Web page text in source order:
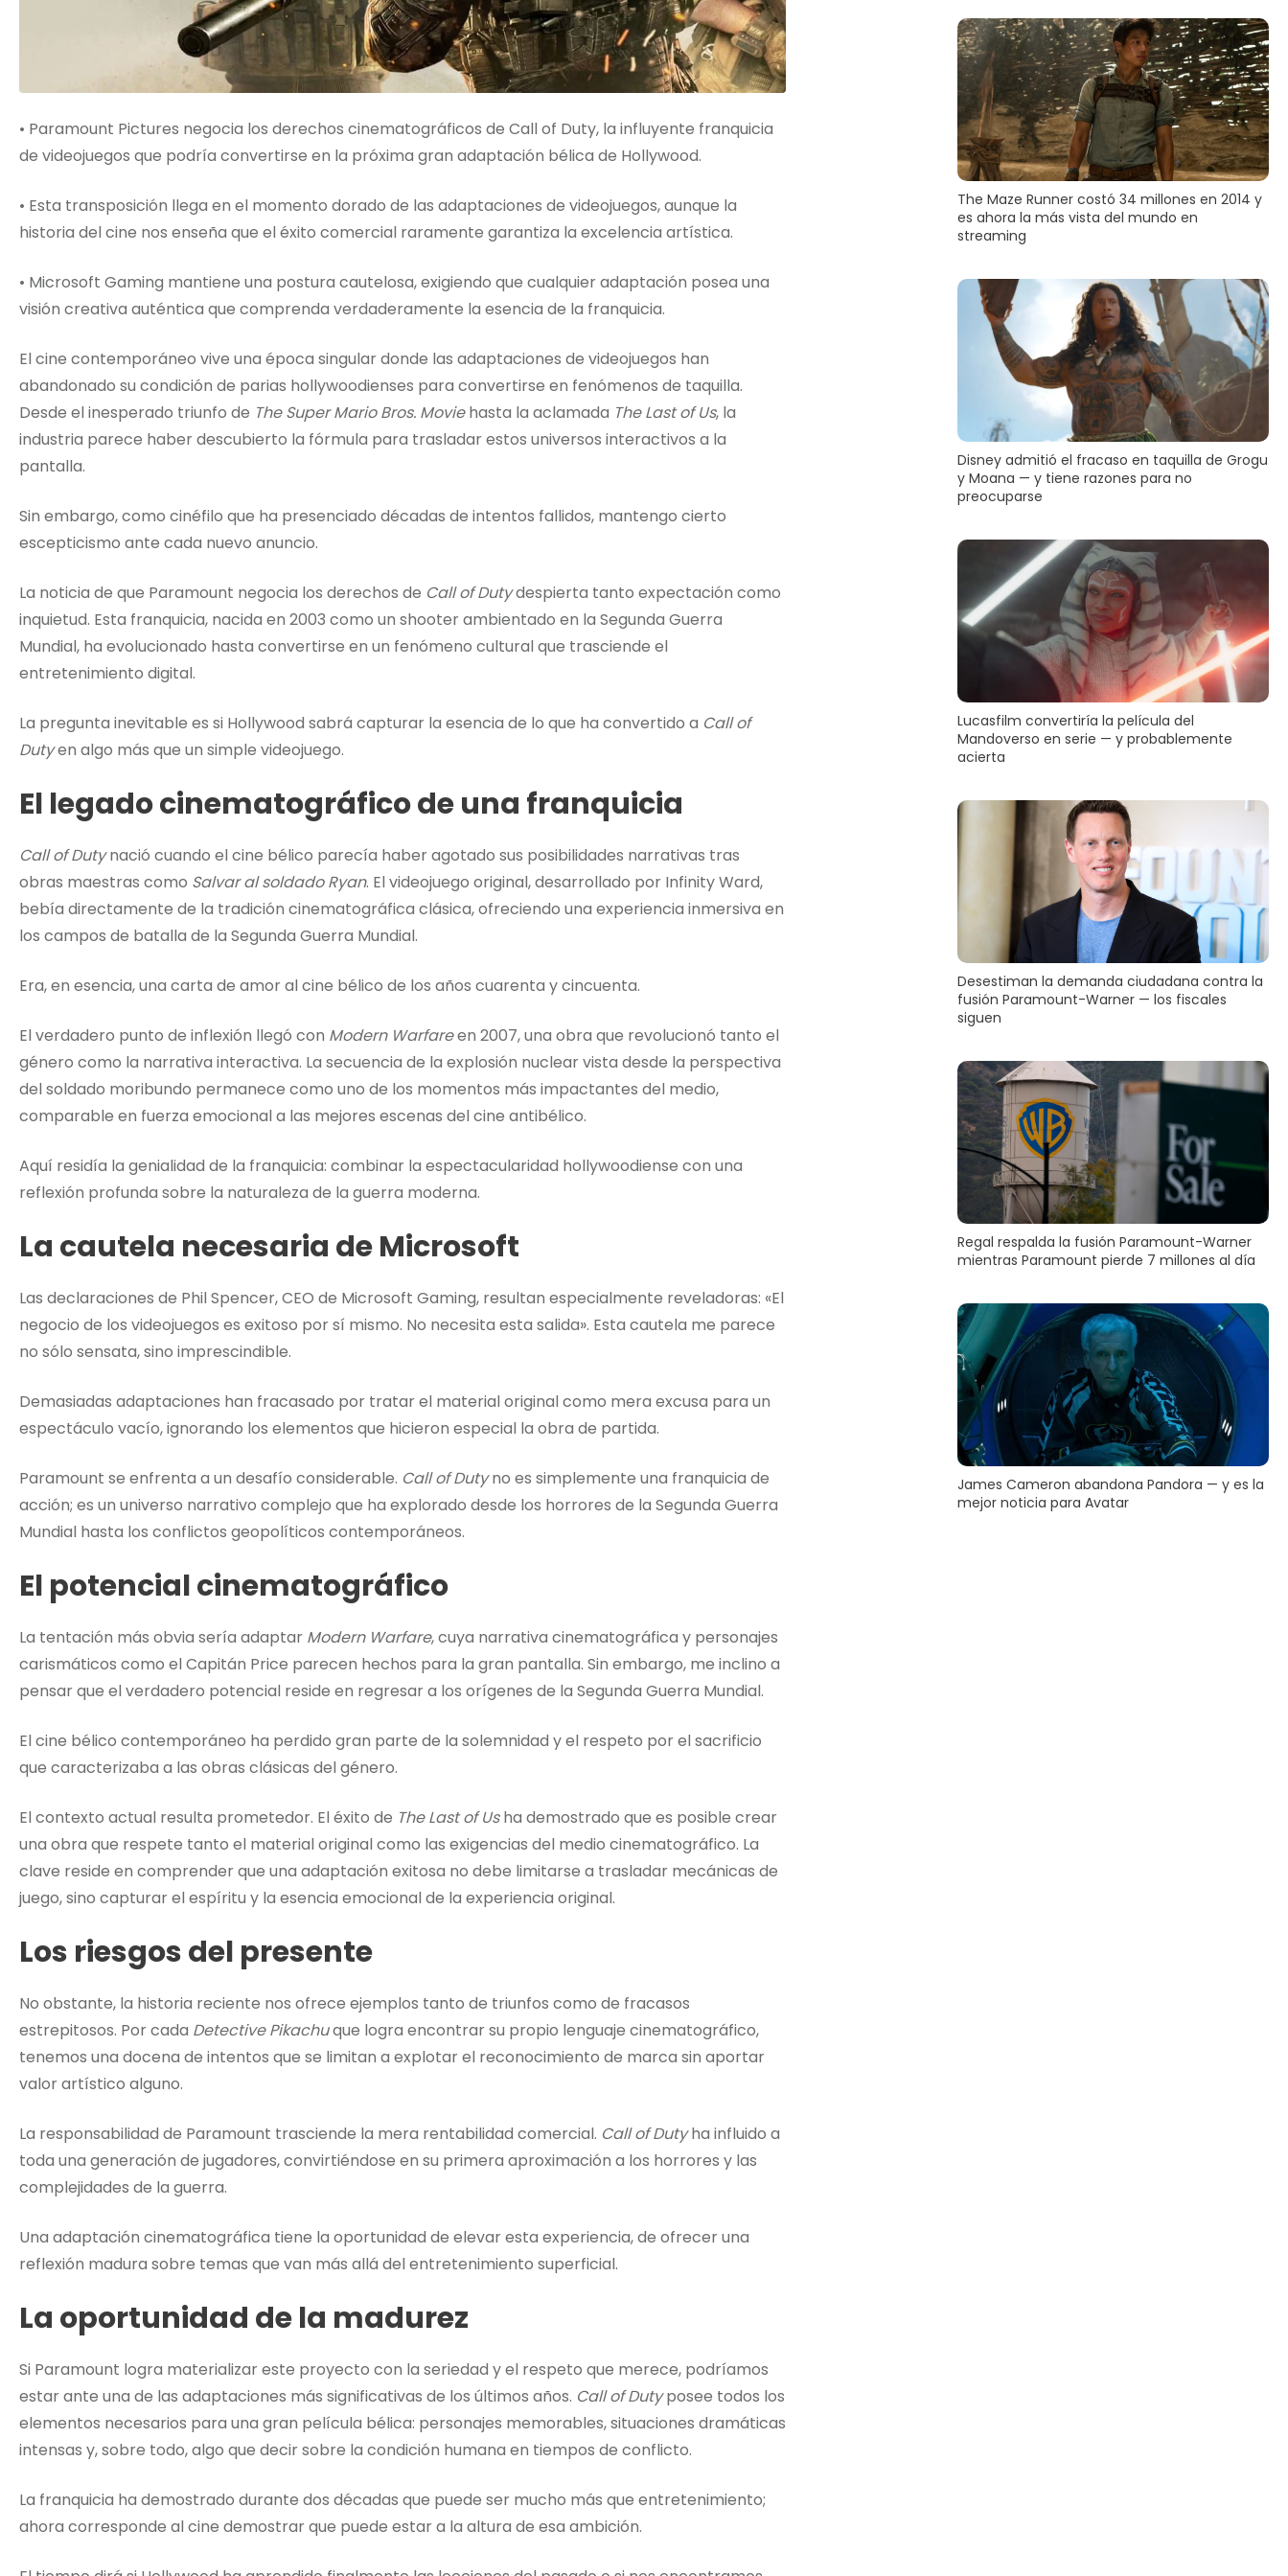
• Paramount Pictures negocia los derechos cinematográficos de Call of Duty, la influyente franquicia
de videojuegos que podría convertirse en la próxima gran adaptación bélica de Hollywood.
• Esta transposición llega en el momento dorado de las adaptaciones de videojuegos, aunque la
historia del cine nos enseña que el éxito comercial raramente garantiza la excelencia artística.
• Microsoft Gaming mantiene una postura cautelosa, exigiendo que cualquier adaptación posea una
visión creativa auténtica que comprenda verdaderamente la esencia de la franquicia.
El cine contemporáneo vive una época singular donde las adaptaciones de videojuegos han
abandonado su condición de parias hollywoodienses para convertirse en fenómenos de taquilla.
Desde el inesperado triunfo de The Super Mario Bros. Moviehasta la aclamada The Last of Us, la
industria parece haber descubierto la fórmula para trasladar estos universos interactivos a la
pantalla.
Sin embargo, como cinéfilo que ha presenciado décadas de intentos fallidos, mantengo cierto
escepticismo ante cada nuevo anuncio.
La noticia de que Paramount negocia los derechos de Call of Dutydespierta tanto expectación como
inquietud. Esta franquicia, nacida en 2003 como un shooter ambientado en la Segunda Guerra
Mundial, ha evolucionado hasta convertirse en un fenómeno cultural que trasciende el
entretenimiento digital.
La pregunta inevitable es si Hollywood sabrá capturar la esencia de lo que ha convertido a Call of
Dutyen algo más que un simple videojuego.
El legado cinematográfico de una franquicia
Call of Dutynació cuando el cine bélico parecía haber agotado sus posibilidades narrativas tras
obras maestras como Salvar al soldado Ryan. El videojuego original, desarrollado por Infinity Ward,
bebía directamente de la tradición cinematográfica clásica, ofreciendo una experiencia inmersiva en
los campos de batalla de la Segunda Guerra Mundial.
Era, en esencia, una carta de amor al cine bélico de los años cuarenta y cincuenta.
El verdadero punto de inflexión llegó con Modern Warfareen 2007, una obra que revolucionó tanto el
género como la narrativa interactiva. La secuencia de la explosión nuclear vista desde la perspectiva
del soldado moribundo permanece como uno de los momentos más impactantes del medio,
comparable en fuerza emocional a las mejores escenas del cine antibélico.
Aquí residía la genialidad de la franquicia: combinar la espectacularidad hollywoodiense con una
reflexión profunda sobre la naturaleza de la guerra moderna.
La cautela necesaria de Microsoft
Las declaraciones de Phil Spencer, CEO de Microsoft Gaming, resultan especialmente reveladoras: «El
negocio de los videojuegos es exitoso por sí mismo. No necesita esta salida». Esta cautela me parece
no sólo sensata, sino imprescindible.
Demasiadas adaptaciones han fracasado por tratar el material original como mera excusa para un
espectáculo vacío, ignorando los elementos que hicieron especial la obra de partida.
Paramount se enfrenta a un desafío considerable. Call of Dutyno es simplemente una franquicia de
acción; es un universo narrativo complejo que ha explorado desde los horrores de la Segunda Guerra
Mundial hasta los conflictos geopolíticos contemporáneos.
El potencial cinematográfico
La tentación más obvia sería adaptar Modern Warfare, cuya narrativa cinematográfica y personajes
carismáticos como el Capitán Price parecen hechos para la gran pantalla. Sin embargo, me inclino a
pensar que el verdadero potencial reside en regresar a los orígenes de la Segunda Guerra Mundial.
El cine bélico contemporáneo ha perdido gran parte de la solemnidad y el respeto por el sacrificio
que caracterizaba a las obras clásicas del género.
El contexto actual resulta prometedor. El éxito de The Last of Usha demostrado que es posible crear
una obra que respete tanto el material original como las exigencias del medio cinematográfico. La
clave reside en comprender que una adaptación exitosa no debe limitarse a trasladar mecánicas de
juego, sino capturar el espíritu y la esencia emocional de la experiencia original.
Los riesgos del presente
No obstante, la historia reciente nos ofrece ejemplos tanto de triunfos como de fracasos
estrepitosos. Por cada Detective Pikachuque logra encontrar su propio lenguaje cinematográfico,
tenemos una docena de intentos que se limitan a explotar el reconocimiento de marca sin aportar
valor artístico alguno.
La responsabilidad de Paramount trasciende la mera rentabilidad comercial. Call of Dutyha influido a
toda una generación de jugadores, convirtiéndose en su primera aproximación a los horrores y las
complejidades de la guerra.
Una adaptación cinematográfica tiene la oportunidad de elevar esta experiencia, de ofrecer una
reflexión madura sobre temas que van más allá del entretenimiento superficial.
La oportunidad de la madurez
Si Paramount logra materializar este proyecto con la seriedad y el respeto que merece, podríamos
estar ante una de las adaptaciones más significativas de los últimos años. Call of Dutyposee todos los
elementos necesarios para una gran película bélica: personajes memorables, situaciones dramáticas
intensas y, sobre todo, algo que decir sobre la condición humana en tiempos de conflicto.
La franquicia ha demostrado durante dos décadas que puede ser mucho más que entretenimiento;
ahora corresponde al cine demostrar que puede estar a la altura de esa ambición.
The Maze Runner costó 34 millones en 2014 y
es ahora la más vista del mundo en
streaming
Disney admitió el fracaso en taquilla de Grogu
y Moana — y tiene razones para no
preocuparse
Lucasfilm convertiría la película del
Mandoverso en serie — y probablemente
acierta
Desestiman la demanda ciudadana contra la
fusión Paramount-Warner — los fiscales
siguen
Regal respalda la fusión Paramount-Warner
mientras Paramount pierde 7 millones al día
James Cameron abandona Pandora — y es la
mejor noticia para Avatar